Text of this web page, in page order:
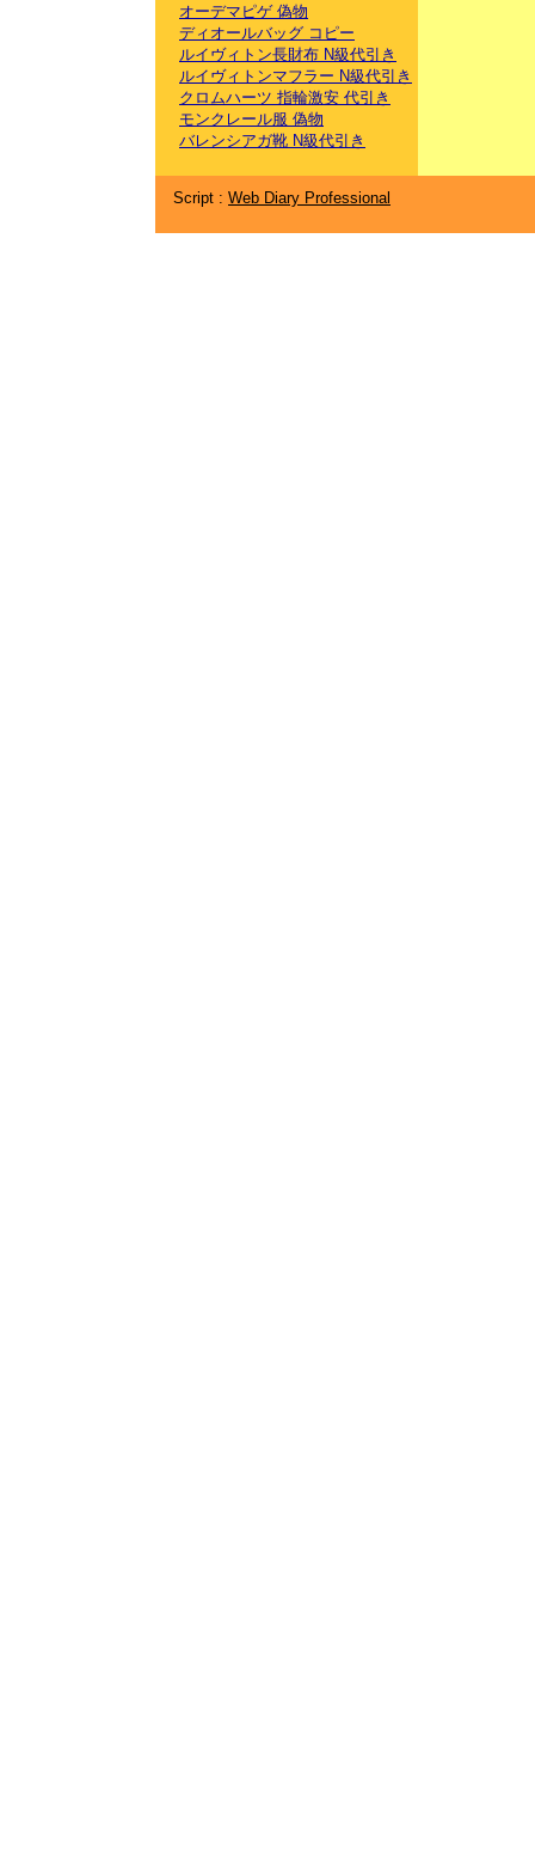
オーデマピゲ 偽物
ディオールバッグ コピー
ルイヴィトン長財布 N級代引き
ルイヴィトンマフラー N級代引き
クロムハーツ 指輪激安 代引き
モンクレール服 偽物
バレンシアガ靴 N級代引き
Script : Web Diary Professional